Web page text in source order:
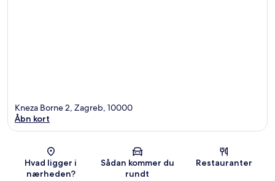
Kort
Kneza Borne 2, Zagreb, 10000
Åbn kort
Hvad ligger i
nærheden?
Sådan kommer du
rundt
Restauranter